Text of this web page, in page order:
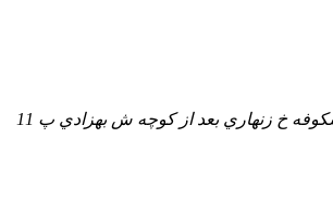
آدرس: عبدل آباد خ شكوفه خ زنهاري بعد از كوچه ش بهزادي پ 11